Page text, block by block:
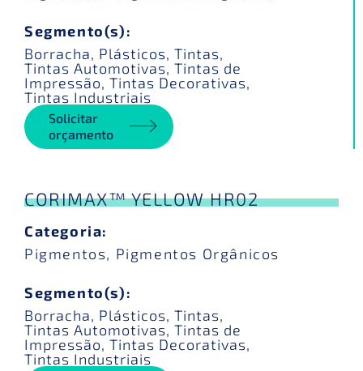
Segmento(s):
Borracha, Plásticos, Tintas,
Tintas Automotivas, Tintas de
Impressão, Tintas Decorativas,
Tintas Industriais
Solicitar
orçamento
CORIMAX™ YELLOW HR02
Categoria:
Pigmentos, Pigmentos Orgânicos
Segmento(s):
Borracha, Plásticos, Tintas,
Tintas Automotivas, Tintas de
Impressão, Tintas Decorativas,
Tintas Industriais